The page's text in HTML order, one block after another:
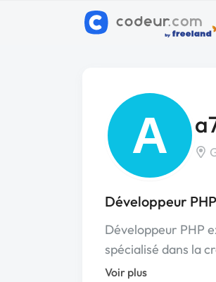
A
Développeur
Développeur PHP
spécialisé dans la
Voir plus